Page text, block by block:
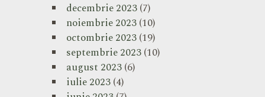
decembrie 2023(7)
noiembrie 2023(10)
octombrie 2023(19)
septembrie 2023(10)
august 2023(6)
iulie 2023(4)